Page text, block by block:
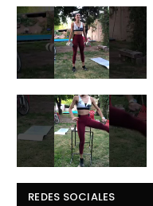
REDES SOCIALES